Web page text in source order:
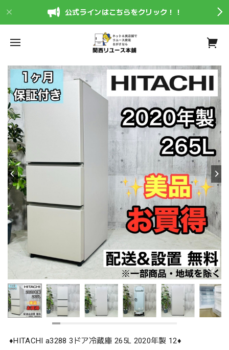
公式ラインはこちらをクリック！！
♦️HITACHI a3288 3ドア冷蔵庫 265L 2020年製 12♦️